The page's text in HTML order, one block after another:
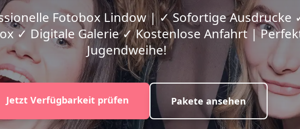
Fotobox Lindow | ✓ Sofortige Ausdrucke
✓ Digitale Galerie ✓ Kostenlose Anfahrt |
Jugendweihe!
Jetzt Verfügbarkeit prüfen Pakete ansehen